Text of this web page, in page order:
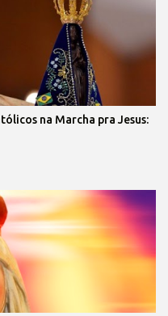
na Marcha pra Jesus: